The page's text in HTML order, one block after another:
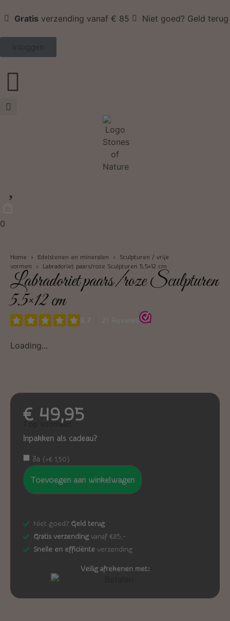
Gratis verzending vanaf € 85 Niet goed? Geld terug
Inloggen
0
Home › Edelstenen en mineralen › Sculpturen / vrije
vormen › Labradoriet paars/roze Sculpturen 5.5×12 cm
Labradoriet paars/roze Sculpturen
5.5×12 cm
Loading...
€49,95
1 op voorraad
Inpakken als cadeau?
Ja (+€ 1,50)
Toevoegen aan winkelwagen
Niet goed? Geld terug
Gratis verzending vanaf €85,-
Snelle en efficiënte verzending
Veilig afrekenen met: